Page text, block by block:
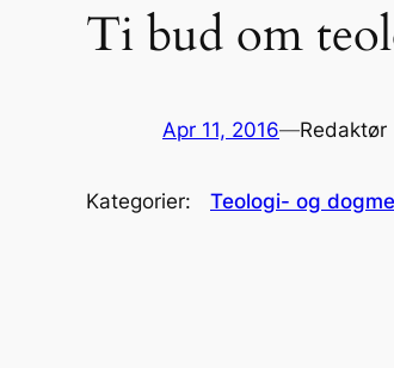
Ti bud om
Apr 11, 2016—Redaktør
Kategorier: Teologi- og